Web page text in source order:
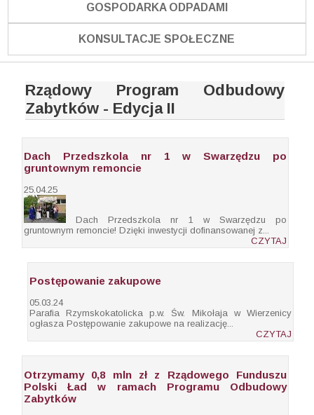
GOSPODARKA ODPADAMI
KONSULTACJE SPOŁECZNE
Rządowy Program Odbudowy
Zabytków - Edycja II
Dach Przedszkola nr 1 w Swarzędzu po
gruntownym remoncie
25.04.25
Dach Przedszkola nr 1 w Swarzędzu po
gruntownym remoncie! Dzięki inwestycji dofinansowanej z...
CZYTAJ
Postępowanie zakupowe
05.03.24
Parafia Rzymskokatolicka p.w. Św. Mikołaja w Wierzenicy
ogłasza Postępowanie zakupowe na realizację...
CZYTAJ
Otrzymamy 0,8 mln zł z Rządowego Funduszu
Polski Ład w ramach Programu Odbudowy
Zabytków